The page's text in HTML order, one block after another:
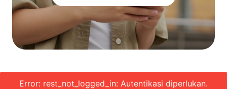
Error: rest_not_logged_in: Autentikasi diperlukan.